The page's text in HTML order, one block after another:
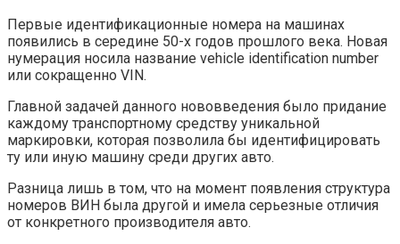
Первые идентификационные номера на машинах
появились в середине 50-х годов прошлого века. Новая
нумерация носила название vehicle identification number
или сокращенно VIN.
Главной задачей данного нововведения было придание
каждому транспортному средству уникальной
маркировки, которая позволила бы идентифицировать
ту или иную машину среди других авто.
Разница лишь в том, что на момент появления структура
номеров ВИН была другой и имела серьезные отличия
от конкретного производителя авто.